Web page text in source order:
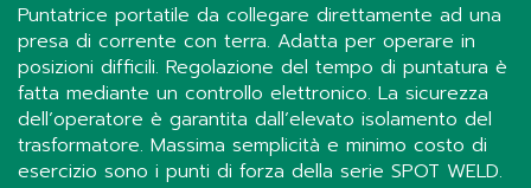
Puntatrice portatile da collegare direttamente ad una
presa di corrente con terra. Adatta per operare in
posizioni difficili. Regolazione del tempo di puntatura è
fatta mediante un controllo elettronico. La sicurezza
dell’operatore è garantita dall’elevato isolamento del
trasformatore. Massima semplicità e minimo costo di
esercizio sono i punti di forza della serie SPOT WELD.